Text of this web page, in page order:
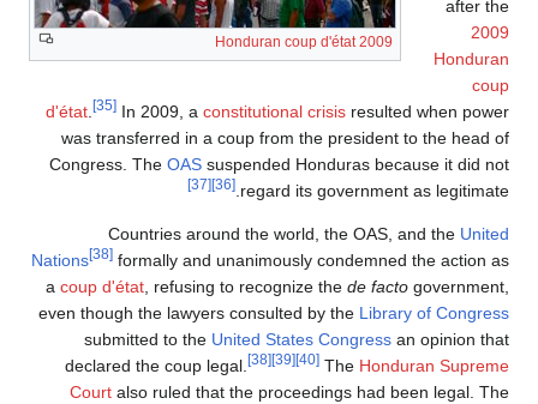
d'état. [35]In 2009, aconstitutional crisisresulted
was transferred in a coup from the president to the
Congress. TheOASsuspended Honduras because it
regard its government as
[36]
[37]
Countries around the world, the OAS, and the
Nations
[38]formally and unanimously condemned the
acoup d'état, refusing to recognize thede facto
even though the lawyers consulted by theLibrary of
submitted to theUnited States Congressan
declared the coup legal.
[38] [39] [40]The Honduran
Court also ruled that the proceedings had been